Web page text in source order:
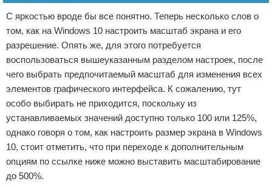
С яркостью вроде бы все понятно. Теперь несколько слов о
том, как на Windows 10 настроить масштаб экрана и его
разрешение. Опять же, для этого потребуется
воспользоваться вышеуказанным разделом настроек, после
чего выбрать предпочитаемый масштаб для изменения всех
элементов графического интерфейса. К сожалению, тут
особо выбирать не приходится, поскольку из
устанавливаемых значений доступно только 100 или 125%,
однако говоря о том, как настроить размер экрана в Windows
10, стоит отметить, что при переходе к дополнительным
опциям по ссылке ниже можно выставить масштабирование
до 500%.